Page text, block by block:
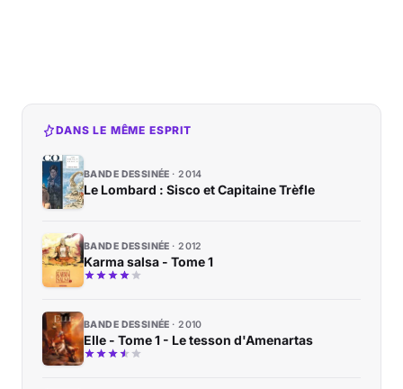
DANS LE MÊME ESPRIT
BANDE DESSINÉE 2014
Le Lombard : Sisco et Capitaine Trèfle
BANDE DESSINÉE 2012
Karma salsa - Tome 1
BANDE DESSINÉE 2010
Elle - Tome 1 - Le tesson d'Amenartas